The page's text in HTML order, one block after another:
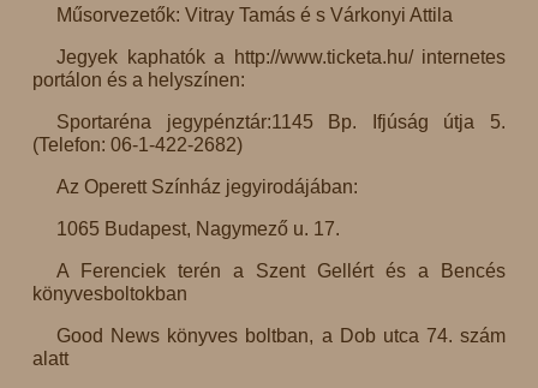
Műsorvezetők: Vitray Tamás é s Várkonyi Attila
Jegyek kaphatók a http://www.ticketa.hu/ internetes
portálon és a helyszínen:
Sportaréna jegypénztár:1145 Bp. Ifjúság útja 5.
(Telefon: 06-1-422-2682)
Az Operett Színház jegyirodájában:
1065 Budapest, Nagymező u. 17.
A Ferenciek terén a Szent Gellért és a Bencés
könyvesboltokban
Good News könyves boltban, a Dob utca 74. szám
alatt